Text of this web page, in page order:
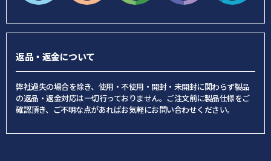
返品・返金について
弊社過失の場合を除き、使用・不使用・開封・未開封に関わらず製品
の返品・返金対応は一切行っておりません。ご注文前に製品仕様をご
確認頂き、ご不明な点があればお気軽にお問い合わせください。